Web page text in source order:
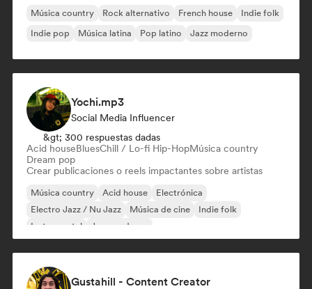
Música country Rock alternativo French house
Indie folk
Indie pop
Música latina Pop latino Jazz moderno
Yochi.mp3
Social Media Influencer
&gt; 300 respuestas dadas
Acid houseBluesChill / Lo-fi Hip-HopMúsica country
Dream pop
Crear publicaciones o reels impactantes sobre artistas
Música country Acid house
Electrónica
Electro Jazz / Nu Jazz
Música de cine
Indie folk
Instrumental
Jazz moderno
Gustahill - Content Creator